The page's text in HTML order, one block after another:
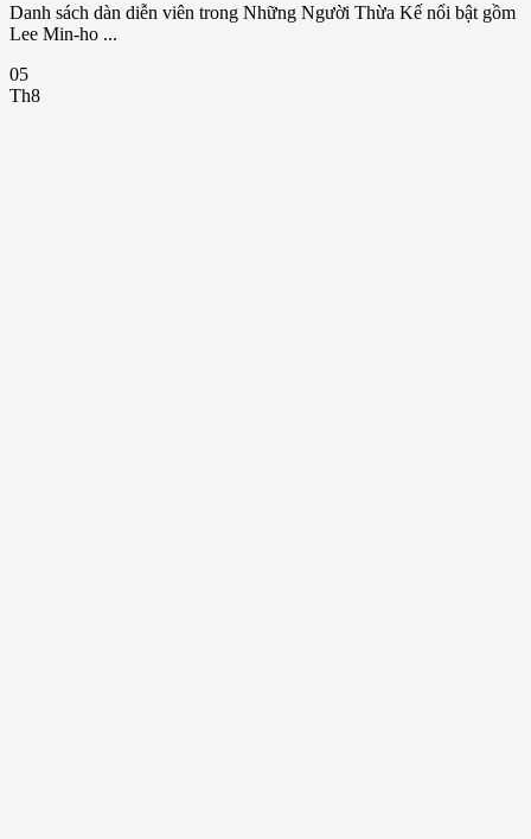
Danh sách dàn diễn viên trong Những Người Thừa Kế nổi bật gồm
Lee Min-ho ...
05
Th8